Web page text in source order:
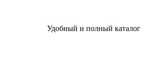
Удобный и полный каталог